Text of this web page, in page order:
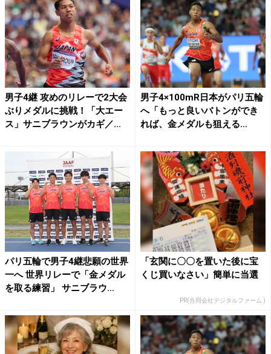
男子4継 攻めのリレーで2大会
ぶりメダルに挑戦！「大エー
ス」サニブラウンがカギ／...
男子4×100mR日本がパリ五輪
へ「もっと良いバトンができ
れば、金メダルも狙える...
パリ五輪で男子4継悲願の世界
一へ 世界リレーで「金メダル
を取る練習」 サニブラウ...
「玄関に〇〇を置いた後に宝
くじ買いなさい」簡単に当選
PR(合同会社デジタルファーム )